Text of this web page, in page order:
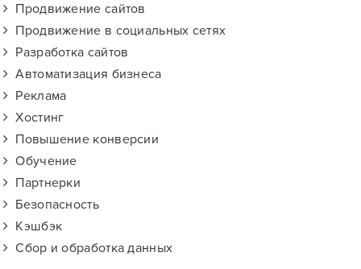
Продвижение сайтов
Продвижение в социальных сетях
Разработка сайтов
Автоматизация бизнеса
Реклама
Хостинг
Повышение конверсии
Обучение
Партнерки
Безопасность
Кэшбэк
Сбор и обработка данных